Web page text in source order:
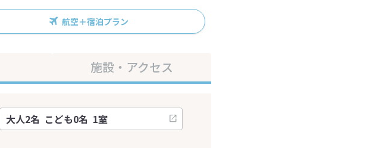
航空＋宿泊プラン
施設・アクセス